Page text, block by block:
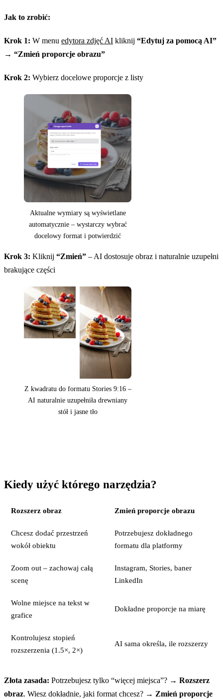
Jak to zrobić:
Krok 1: W menu edytora zdjęć AI kliknij “Edytuj za pomocą AI”
→ “Zmień proporcje obrazu”
Krok 2: Wybierz docelowe proporcje z listy
Aktualne wymiary są wyświetlane
automatycznie – wystarczy wybrać
docelowy format i potwierdzić
Krok 3: Kliknij “Zmień” – AI dostosuje obraz i naturalnie uzupełni
brakujące części
Z kwadratu do formatu Stories 9:16 –
AI naturalnie uzupełniła drewniany
stół i jasne tło
Kiedy użyć którego narzędzia?
Rozszerz obraz Zmień proporcje obrazu
Chcesz dodać przestrzeń
wokół obiektu
Potrzebujesz dokładnego
formatu dla platformy
Zoom out – zachowaj całą
scenę
Instagram, Stories, baner
LinkedIn
Wolne miejsce na tekst w
grafice
Dokładne proporcje na miarę
Kontrolujesz stopień
rozszerzenia (1.5×, 2×)
AI sama określa, ile rozszerzy
Złota zasada: Potrzebujesz tylko “więcej miejsca”? → Rozszerz
obraz. Wiesz dokładnie, jaki format chcesz? → Zmień proporcje